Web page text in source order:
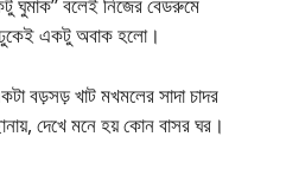
একটু অবাক হলো।
বড়সড় খাট মখমলের সাদা চাদর
দেখে মনে হয় কোন বাসর ঘর।